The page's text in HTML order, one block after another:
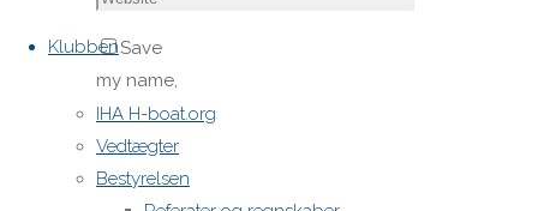
Klubben
IHA H-boat.org
Vedtægter
Bestyrelsen
Save
my name,
email,
and site
URL in my